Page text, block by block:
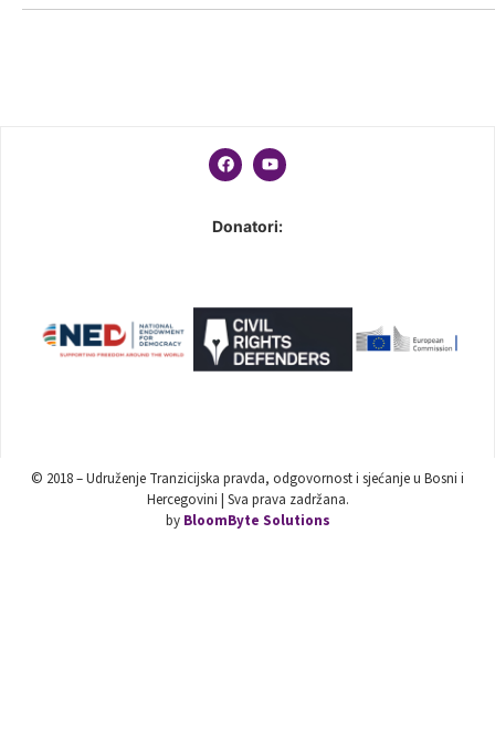
Donatori:
© 2018 – Udruženje Tranzicijska pravda, odgovornost i sjećanje u Bosni i
Hercegovini | Sva prava zadržana.
by BloomByte Solutions